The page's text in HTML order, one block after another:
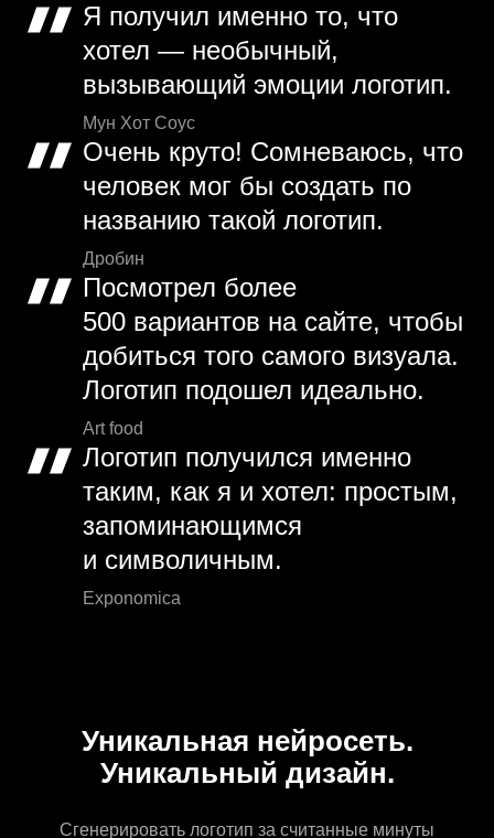
Я получил именно то, что
хотел — необычный,
вызывающий эмоции логотип.
Мун Хот Соус
Очень круто! Сомневаюсь, что
человек мог бы создать по
названию такой логотип.
Дробин
Посмотрел более
500 вариантов на сайте, чтобы
добиться того самого визуала.
Логотип подошел идеально.
Art food
Логотип получился именно
таким, как я и хотел: простым,
запоминающимся
и символичным.
Exponomica
Уникальная нейросеть.
Уникальный дизайн.
Сгенерировать логотип за считанные минуты